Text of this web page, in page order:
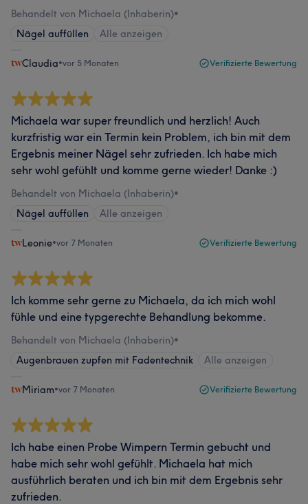
Behandelt von Michaela (Inhaberin)•
Nägel auffüllen
Alle anzeigen
Claudia•vor 5 Monaten Verifizierte Bewertung
Michaela war super freundlich und herzlich! Auch
kurzfristig war ein Termin kein Problem, ich bin mit dem
Ergebnis meiner Nägel sehr zufrieden. Ich habe mich
sehr wohl gefühlt und komme gerne wieder! Danke :)
Behandelt von Michaela (Inhaberin)•
Nägel auffüllen
Alle anzeigen
Leonie•vor 7 Monaten Verifizierte Bewertung
Ich komme sehr gerne zu Michaela, da ich mich wohl
fühle und eine typgerechte Behandlung bekomme.
Behandelt von Michaela (Inhaberin)•
Augenbrauen zupfen mit Fadentechnik
Alle anzeigen
Miriam•vor 7 Monaten Verifizierte Bewertung
Ich habe einen Probe Wimpern Termin gebucht und
habe mich sehr wohl gefühlt. Michaela hat mich
ausführlich beraten und ich bin mit dem Ergebnis sehr
zufrieden.